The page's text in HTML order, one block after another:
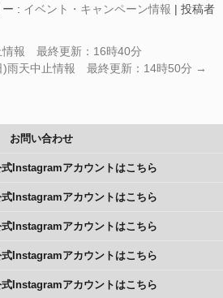
: イベント・キャンペーン情報 | 投稿者
情報 最終更新：16時40分
)雨天中止情報 最終更新：14時50分 →
お問い合わせ
Instagramアカウントはこちら
Instagramアカウントはこちら
Instagramアカウントはこちら
Instagramアカウントはこちら
Instagramアカウントはこちら